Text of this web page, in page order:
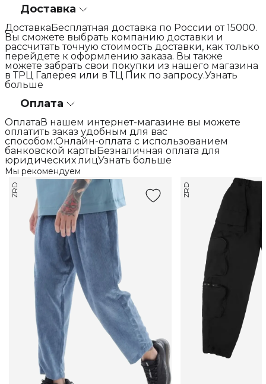
Доставка
ДоставкаБесплатная доставка по России от 15000.
Вы сможете выбрать компанию доставки и
рассчитать точную стоимость доставки, как только
перейдете к оформлению заказа. Вы также
можете забрать свои покупки из нашего магазина
в ТРЦ Галерея или в ТЦ Пик по запросу.Узнать
больше
Оплата
ОплатаВ нашем интернет-магазине вы можете
оплатить заказ удобным для вас
способом:Онлайн-оплата с использованием
банковской картыБезналичная оплата для
юридических лицУзнать больше
Мы рекомендуем
ZRD ZRD